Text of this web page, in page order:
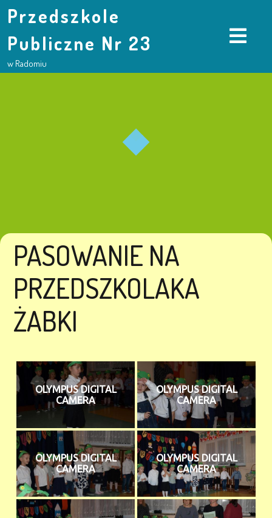
Przedszkole
Publiczne Nr 23
w Radomiu
PASOWANIE NA
PRZEDSZKOLAKA
ŻABKI
OLYMPUS DIGITAL
CAMERA
OLYMPUS DIGITAL
CAMERA
OLYMPUS DIGITAL
CAMERA
OLYMPUS DIGITAL
CAMERA